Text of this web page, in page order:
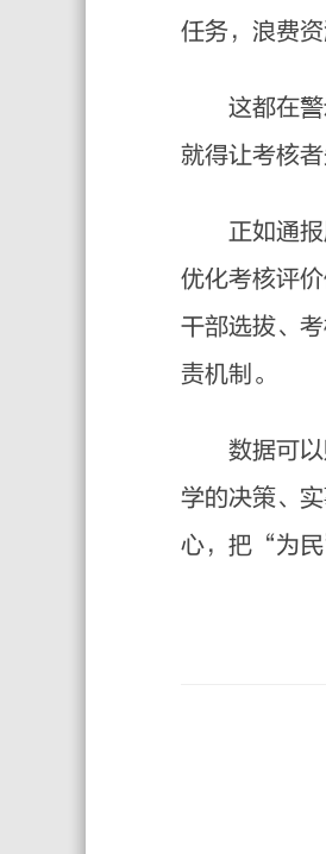
任务，浪费
这都在警示
就得让考核
正如通报所
优化考核评
干部选拔、
责机制。
数据可以
学的决策、
心，把“为民